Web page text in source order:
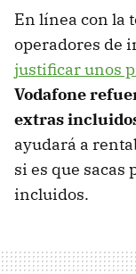
En línea con la
operadores de
justificar unos
Vodafone
extras
ayudará a
si es que
incluidos.